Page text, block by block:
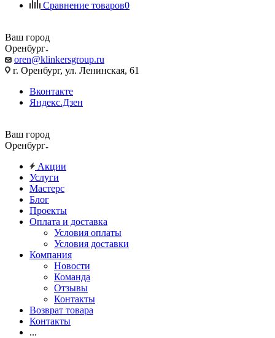
Сравнение товаров0
Ваш город
Оренбург
oren@klinkersgroup.ru
г. Оренбург, ул. Ленинская, 61
Вконтакте
Яндекс.Дзен
Ваш город
Оренбург
Акции
Услуги
Мастерс
Блог
Проекты
Оплата и доставка
Условия оплаты
Условия доставки
Компания
Новости
Команда
Отзывы
Контакты
Возврат товара
Контакты
...